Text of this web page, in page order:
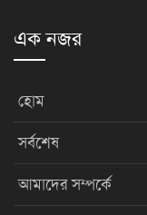
এক নজর
হোম
সর্বশেষ
আমাদের সম্পর্কে